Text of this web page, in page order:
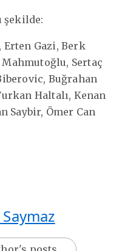
şekilde:
Erten Gazi, Berk
Sertaç
Buğrahan
Haltalı, Kenan
Saybir, Ömer Can